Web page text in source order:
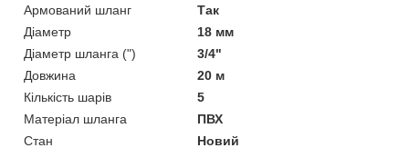
Армований шланг
Так
Діаметр
18 мм
Діаметр шланга (")
3/4"
Довжина
20 м
Кількість шарів
5
Матеріал шланга
ПВХ
Стан
Новий